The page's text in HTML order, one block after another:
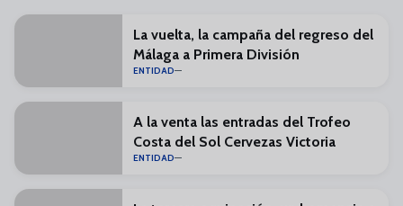
La vuelta, la campaña del regreso del
Málaga a Primera División
ENTIDAD
A la venta las entradas del Trofeo
Costa del Sol Cervezas Victoria
ENTIDAD